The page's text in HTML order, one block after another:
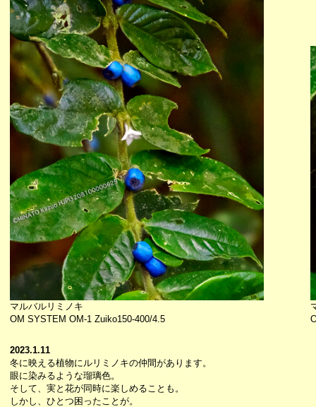
マルバルリミノキ
OM SYSTEM OM-1 Zuiko150-400/4.5
2023.1.11
冬に映える植物にルリミノキの仲間があります。
眼に染みるような瑠璃色。
そして、実と花が同時に楽しめることも。
しかし、ひとつ困ったことが。